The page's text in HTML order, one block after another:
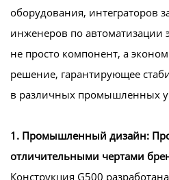
оборудования, интеграторов
инженеров по автоматизации
не просто компонент, а
решение, гарантирующее
в различных промышленных
1. Промышленный дизайн:
отличительными чертами
Конструкция G500